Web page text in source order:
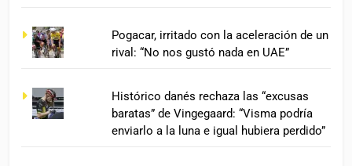
Pogacar, irritado con la aceleración de un
rival: “No nos gustó nada en UAE”
Histórico danés rechaza las “excusas
baratas” de Vingegaard: “Visma podría
enviarlo a la luna e igual hubiera perdido”